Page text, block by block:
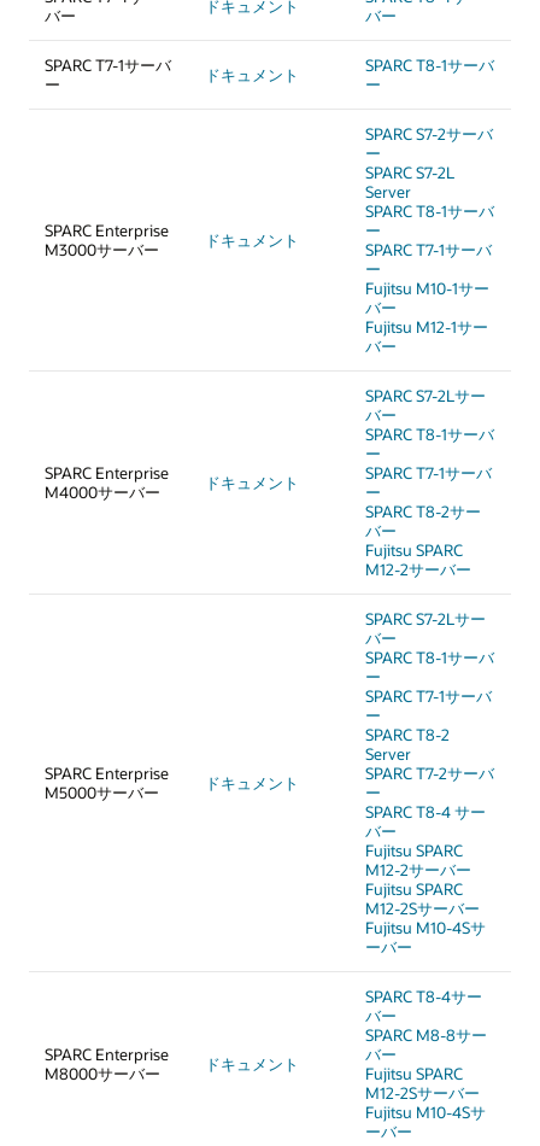
バー
ドキュメント
バー
SPARC T7-1サーバ
ー
ドキュメント
SPARC T8-1サーバ
ー
SPARC Enterprise
M3000サーバー
ドキュメント
SPARC S7-2サーバ
ー
SPARC S7-2L
Server
SPARC T8-1サーバ
ー
SPARC T7-1サーバ
ー
Fujitsu M10-1サー
バー
Fujitsu M12-1サー
バー
SPARC Enterprise
M4000サーバー
ドキュメント
SPARC S7-2Lサー
バー
SPARC T8-1サーバ
ー
SPARC T7-1サーバ
ー
SPARC T8-2サー
バー
Fujitsu SPARC
M12-2サーバー
SPARC Enterprise
M5000サーバー
ドキュメント
SPARC S7-2Lサー
バー
SPARC T8-1サーバ
ー
SPARC T7-1サーバ
ー
SPARC T8-2
Server
SPARC T7-2サーバ
ー
SPARC T8-4 サー
バー
Fujitsu SPARC
M12-2サーバー
Fujitsu SPARC
M12-2Sサーバー
Fujitsu M10-4Sサ
ーバー
SPARC Enterprise
M8000サーバー
ドキュメント
SPARC T8-4サー
バー
SPARC M8-8サー
バー
Fujitsu SPARC
M12-2Sサーバー
Fujitsu M10-4Sサ
ーバー